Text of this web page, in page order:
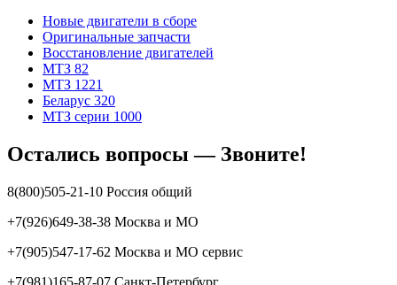
Новые двигатели в сборе
Оригинальные запчасти
Восстановление двигателей
МТЗ 82
МТЗ 1221
Беларус 320
МТЗ серии 1000
Остались вопросы — Звоните!
8(800)505-21-10 Россия общий
+7(926)649-38-38 Москва и МО
+7(905)547-17-62 Москва и МО сервис
+7(981)165-87-07 Санкт-Петербург